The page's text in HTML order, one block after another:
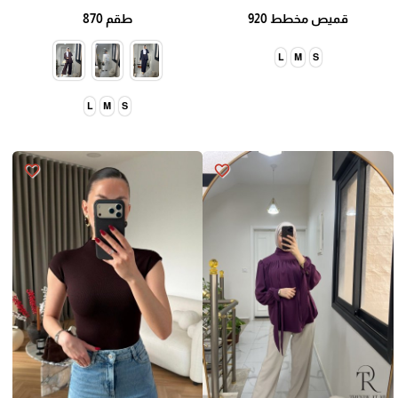
قميص مخطط 920
S
M
L
طقم 870
S
M
L
favorite_border
favorite_border